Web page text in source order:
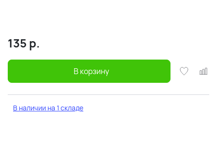
135 р.
В корзину
В наличии на 1 складе